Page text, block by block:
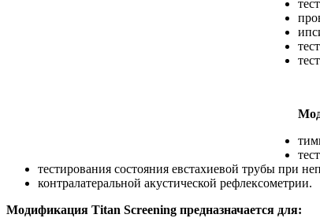
тестирования состояния евстахиевой трубы при
контралатеральной акустической рефлексометрии.
Модификация Titan Screening предназначается для: